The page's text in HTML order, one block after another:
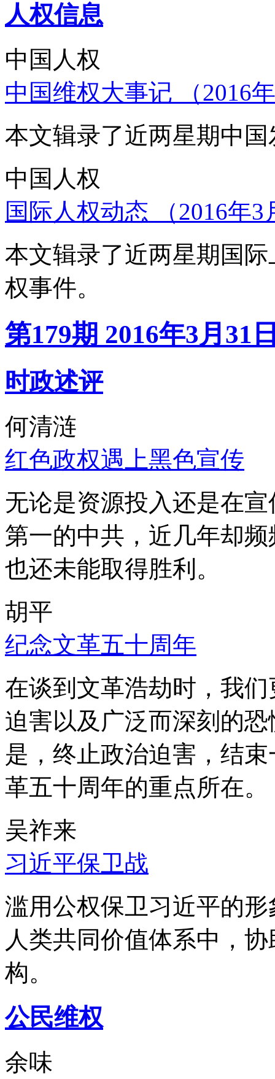
人权信息
中国人权
中国维权大事记 （2016
本文辑录了近两星期中
中国人权
国际人权动态 （2016年
本文辑录了近两星期国
权事件。
第179期 2016年3月31
时政述评
何清涟
红色政权遇上黑色宣传
无论是资源投入还是在
第一的中共，近几年却
也还未能取得胜利。
胡平
纪念文革五十周年
在谈到文革浩劫时，我
迫害以及广泛而深刻的
是，终止政治迫害，结
革五十周年的重点所在。
吴祚来
习近平保卫战
滥用公权保卫习近平的
人类共同价值体系中，
构。
公民维权
余味